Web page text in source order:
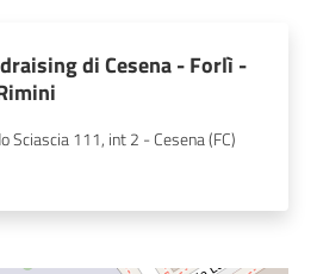
di Cesena - Forlì -
Sciascia 111, int 2 - Cesena (FC)